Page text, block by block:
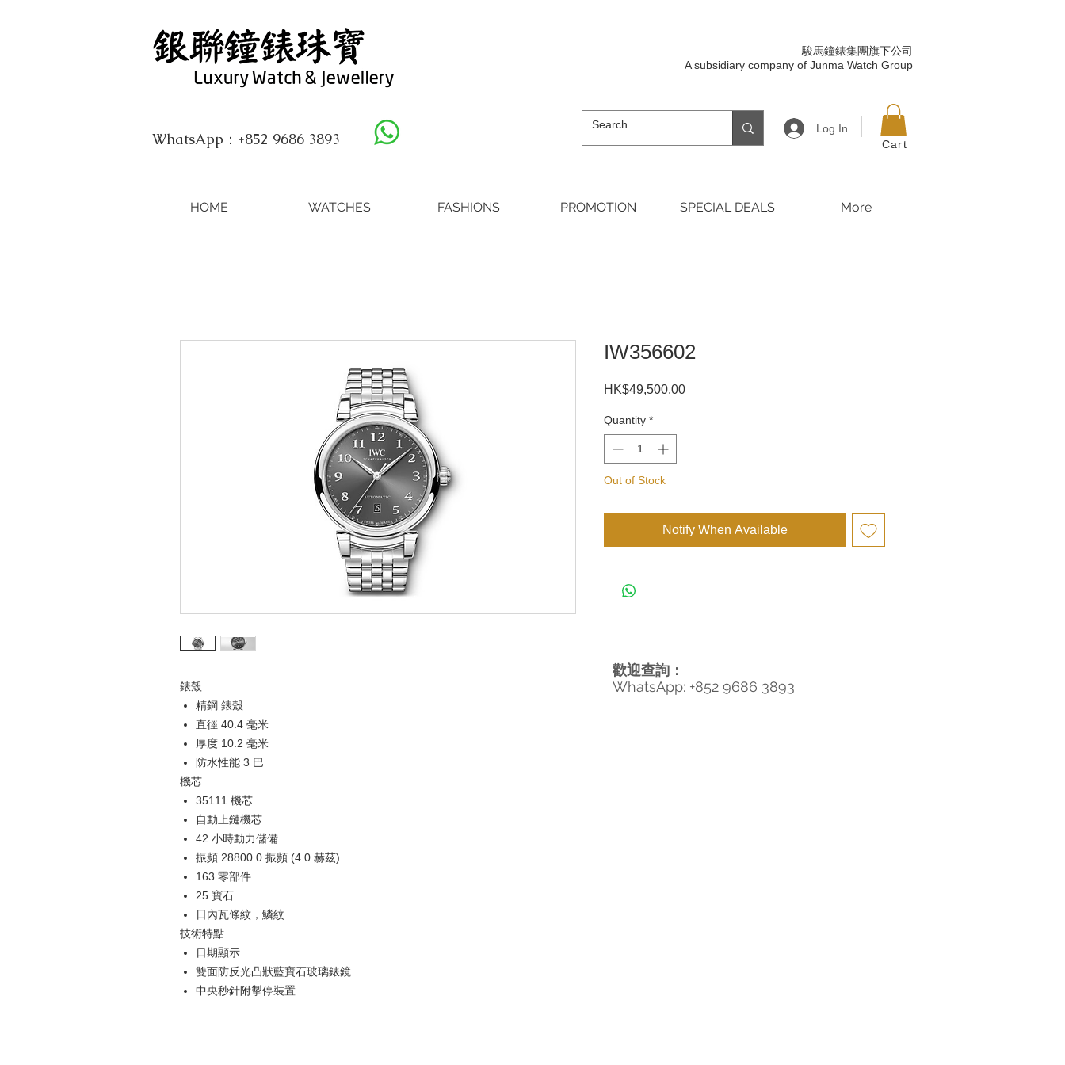
WhatsApp：+852 9686 3893
駿馬鐘錶集團旗下公司
A subsidiary company of Junma Watch Group
Log In
Cart
HOME WATCHES FASHIONS PROMOTION SPECIAL DEALS More
錶殼
精鋼 錶殼
直徑 40.4 毫米
厚度 10.2 毫米
防水性能 3 巴
機芯
35111 機芯
自動上鏈機芯
42 小時動力儲備
振頻 28800.0 振頻 (4.0 赫茲)
163 零部件
25 寶石
日內瓦條紋，鱗紋
技術特點
日期顯示
雙面防反光凸狀藍寶石玻璃錶鏡
中央秒針附掣停裝置
IW356602
HK$49,500.00Price
Quantity *
Out of Stock
Notify When Available
歡迎查詢：
WhatsApp: +852 9686 3893